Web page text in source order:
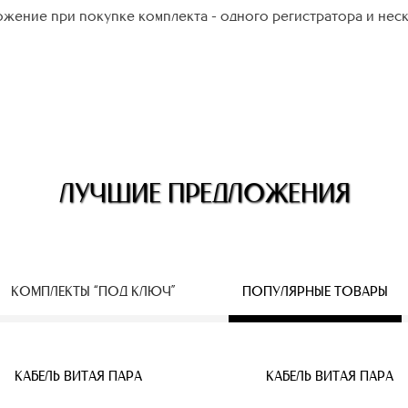
при покупке комплекта - одного регистратора и
ЛУЧШИЕ ПРЕДЛОЖЕНИЯ
КОМПЛЕКТЫ “ПОД КЛЮЧ” ПОПУЛЯРНЫЕ ТОВАРЫ
IP КАМЕРЫ КАБЕЛЬ ВИТАЯ ПАРА
КАБЕЛЬ ВИТАЯ ПАРА КАБЕЛЬ ВИТАЯ ПАРА
КАБЕЛЬ ВИТАЯ ПАРА КАБЕЛЬ ВИТАЯ ПАРА